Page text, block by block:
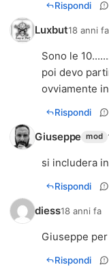
Rispondi
Luxbut18 anni fa
Sono le
poi devo
ovviamente
Rispondi
Giuseppe mod
si includera
Rispondi
diess18 anni fa
Giuseppe
Rispondi